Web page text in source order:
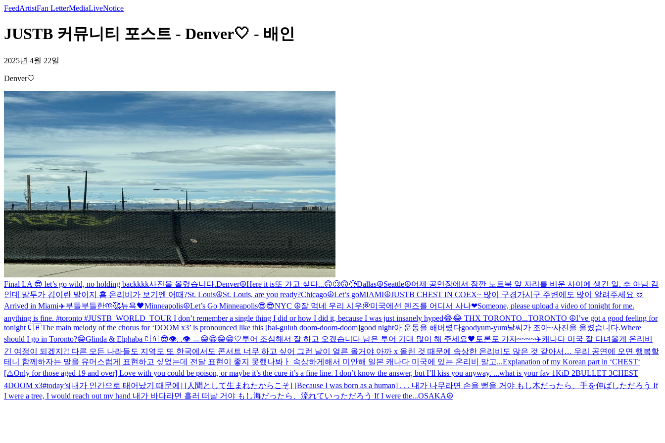
FeedArtistFan LetterMediaLiveNotice
JUSTB 커뮤니티 포스트 - Denver🤍 - 배인
2025년 4월 22일
Denver🤍
Final LA 😎 let’s go wild, no holding backkkk사진을 올렸습니다.Denver☮️Here it is또 가고 싶다...🙃🥲🙃🥲Dallas☮️Seattle☮️어제 공연장에서 잠깐 노트북 앞 자리를 비운 사이에 생긴 일. 추 아님 김
인데 말투가 김이란 말이지 흠 온리비가 보기엔 어때?St. Louis☮️St. Louis, are you ready?Chicago☮️Let’s goMIAMI☮️JUSTB CHEST IN COEX~ 많이 구경가시구 주변에도 많이 알려주세요 🫶
Arrived in Miami✈️부들부들한🤲🥰뉴욕🖤Minneapolis☮️Let’s Go Minneapolis😎😎NYC ☮️잘 먹네 우리 시우💭미국에선 렌즈를 어디서 사나❤Someone, please upload a video of tonight for me.
anything is fine. #toronto #JUSTB_WORLD_TOUR I don’t remember a single thing I did or how I did it, because I was just insanely hyped😂😂 THX TORONTO...TORONTO ☮️I’ve got a good feeling for
tonight🇨🇦The main melody of the chorus for ‘DOOM x3’ is pronounced like this [bal-guluh doom-doom-doom]good night아 운동을 해버렸다goodyum-yum날씨가 조아~사진을 올렸습니다.Where
should I go in Toronto?😁Glinda & Elphaba🇨🇦 😎👁️. .👁️ ㅡ😁😁😁😁💛투어 조심해서 잘 하고 오겠습니다 남은 투어 기대 많이 해 주세요🖤 토론토 가자~~~~✈️캐나다 미국 잘 다녀올게 온리비
긴 여정이 되겠지?! 다른 모든 나라들도 지역도 또 한국에서도 콘서트 너무 하고 싶어 그런 날이 얼른 올거야 아까 x 올린 것 때문에 속상한 온리비도 많은 것 같아서… 우리 공연에 오면 행복할
테니 함께하자는 말을 유머스럽게 표현하고 싶었는데 전달 표현이 좋지 못했나봐ㅏ 속상하게해서 미안해 일본 캐나다 미국에 있는 온리비 말고...Explanation of my Korean part in ‘CHEST‘
[⚠️Only for those aged 19 and over] Love with you could be poison, or maybe it’s the cure it’s a fine line. I don’t know the answer, but I’ll kiss you anyway. ...what is your fav 1KiD 2BULLET 3CHEST
4DOOM x3#today’s[내가 인간으로 태어났기 때문에] [人間として生まれたからこそ] [Because I was born as a human] . . . 내가 나무라면 손을 뻗을 거야 もし木だったら、手を伸ばしただろう If
I were a tree, I would reach out my hand 내가 바다라면 흘러 떠날 거야 もし海だったら、流れていっただろう If I were the...OSAKA☮️